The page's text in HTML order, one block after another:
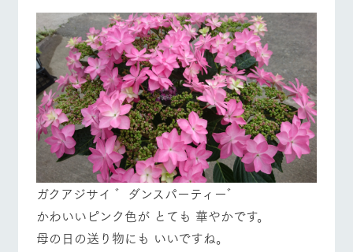
営業時
間・料金
交通アク
セス
よくいた
だく質問
団体のお
客様へ
ペットを
お連れの
お客様へ
お問い合
りを存分に味わ
う
なかで動物とふ
れあう
ど、楽しみなが
ら学べる様々な
アクティビティ
レストラ
ン
牧場の生産品を
知り尽くした料
理人が腕を振
い、ビュッフェ
スタイルで提供
ショップ
／お買い
物
丹精込めて育て
た生産品をはじ
め、牧場産の逸
品を取り揃えた
店舗
牧場マッ
プ
牧場マップのダ
ウンロード
周遊バス
ブログ
お問い合わせ・資料請求
生産品カタログ・資料DL
English (Google Translate)
ネットショップ
イベント/フェア レストラン/BBQ フラワーガーデン
動物とふれあう アクティビティ/体験 ショップ/お買い物
牧場マップを見る 周遊バス
ガクアジサイ ゛ダンスパーティー゛
かわいいピンク色が とても 華やかです。
母の日の送り物にも いいですね。